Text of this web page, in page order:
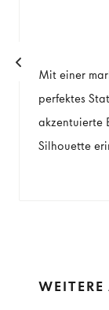
Mit einer
perfektes
akzentuierte
Silhouette